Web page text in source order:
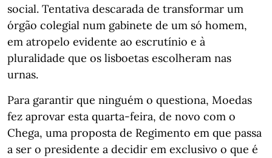
social. Tentativa descarada de transformar um
órgão colegial num gabinete de um só homem,
em atropelo evidente ao escrutínio e à
pluralidade que os lisboetas escolheram nas
urnas.
Para garantir que ninguém o questiona, Moedas
fez aprovar esta quarta-feira, de novo com o
Chega, uma proposta de Regimento em que passa
a ser o presidente a decidir em exclusivo o que é